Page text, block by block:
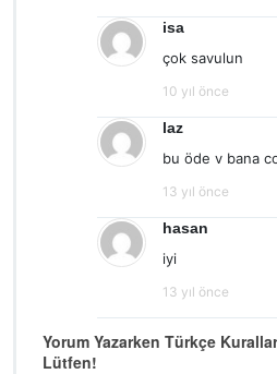
isa
çok savulun
10 yıl önce
laz
bu öde v bana
13 yıl önce
hasan
iyi
13 yıl önce
Yorum Yazarken Türkçe
Lütfen!